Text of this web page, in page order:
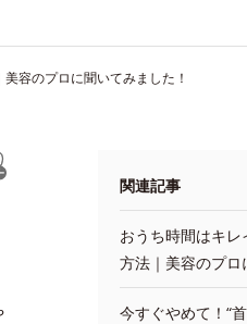
容のプロに聞いてみました！
関連記事
おうち時間はキ
方法｜美容のプロ
今すぐやめて！“